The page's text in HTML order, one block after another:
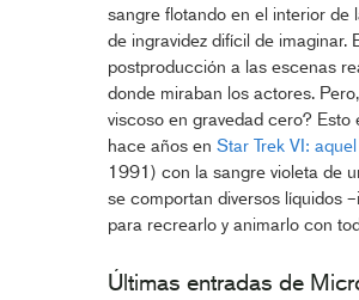
sangre flotando en el interior de
de ingravidez difícil de imaginar.
postproducción a las escenas
donde miraban los actores.
viscoso en gravedad cero? Esto
hace años en Star Trek VI:
1991) con la sangre violeta de
se comportan diversos líquidos
para recrearlo y animarlo con
Últimas entradas de